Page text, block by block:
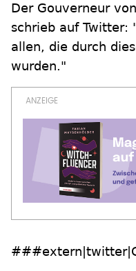
Der Gouverneur
schrieb auf Twitter:
allen, die durch
wurden."